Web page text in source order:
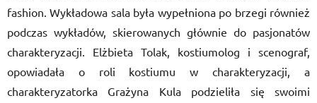
fashion. Wykładowa sala była wypełniona po brzegi również
podczas wykładów, skierowanych głównie do pasjonatów
charakteryzacji. Elżbieta Tolak, kostiumolog i scenograf,
opowiadała o roli kostiumu w charakteryzacji, a
charakteryzatorka Grażyna Kula podzieliła się swoimi